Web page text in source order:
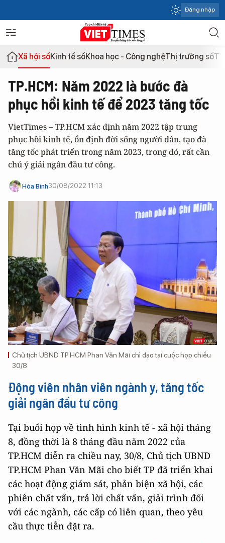
Đăng nhập
Xã hội sốKinh tế sốKhoa học - Công nghệThị trường số
TP.HCM: Năm 2022 là bước đà
phục hồi kinh tế để 2023 tăng tốc
VietTimes – TP.HCM xác định năm 2022 tập trung
phục hồi kinh tế, ổn định đời sống người dân, tạo đà
tăng tốc phát triển trong năm 2023, trong đó, rất cần
chú ý giải ngân đầu tư công.
Hòa Bình30/08/2022 11:13
Chủ tịch UBND TP.HCM Phan Văn Mãi chỉ đạo tại cuộc họp chiều
30/8
Động viên nhân viên ngành y, tăng tốc
giải ngân đầu tư công
Tại buổi họp về tình hình kinh tế - xã hội tháng
8, đồng thời là 8 tháng đầu năm 2022 của
TP.HCM diễn ra chiều nay, 30/8, Chủ tịch UBND
TP.HCM Phan Văn Mãi cho biết TP đã triển khai
các hoạt động giám sát, phản biện xã hội, các
phiên chất vấn, trả lời chất vấn, giải trình đối
với các ngành, các cấp có liên quan, theo yêu
cầu thực tiễn đặt ra.